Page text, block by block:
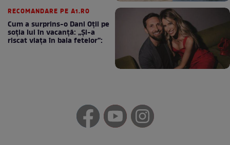
RECOMANDARE PE A1.RO
Cum a surprins-o Dani Oțil pe
soția lui în vacanță: „Și-a
riscat viața în baia fetelor”: